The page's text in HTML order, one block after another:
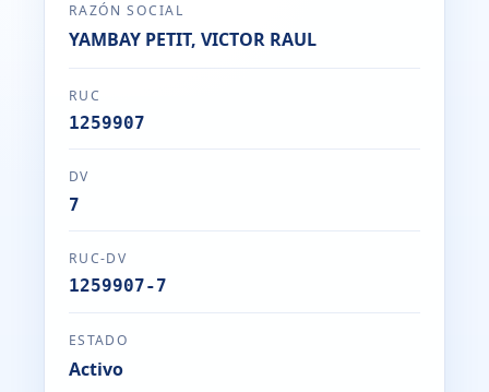
RAZÓN SOCIAL
YAMBAY PETIT, VICTOR RAUL
RUC
1259907
DV
7
RUC-DV
1259907-7
ESTADO
Activo